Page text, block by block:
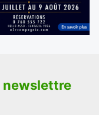
newslettre